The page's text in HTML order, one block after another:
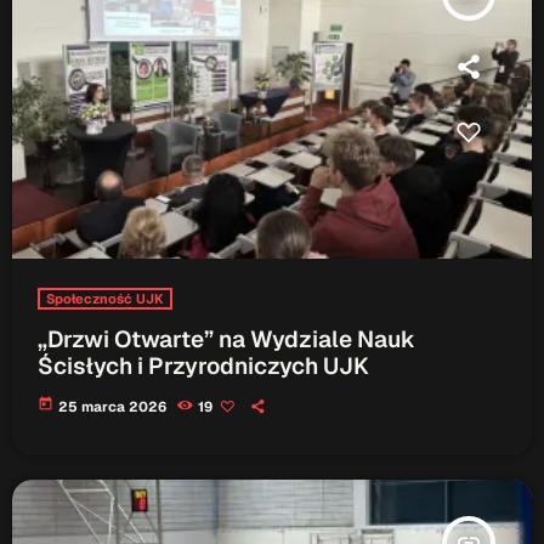
Patronat Medialny
Ramówka
O nas keyboard_arrow_down
EKIPA
Rekrutacja Fraszka
Podcasty
Przydatne linki
Strona UJK
Wirtualna Uczelnia
Społeczność UJK
„Drzwi Otwarte” na Wydziale Nauk
Ścisłych i Przyrodniczych UJK
today 25 marca 2026 19